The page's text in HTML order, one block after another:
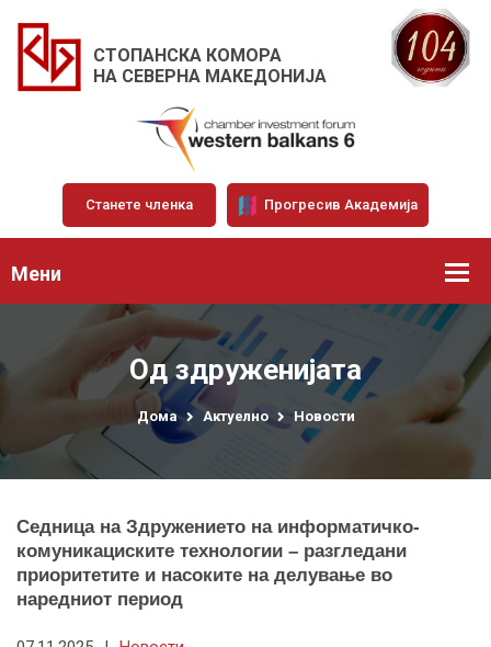
СТОПАНСКА КОМОРА
НА СЕВЕРНА МАКЕДОНИЈА
Станете членка Прогресив Академија
Мени
Од здруженијата
Дома Актуелно Новости
Седница на Здружението на информатичко-
комуникациските технологии – разгледани
приоритетите и насоките на делување во
наредниот период